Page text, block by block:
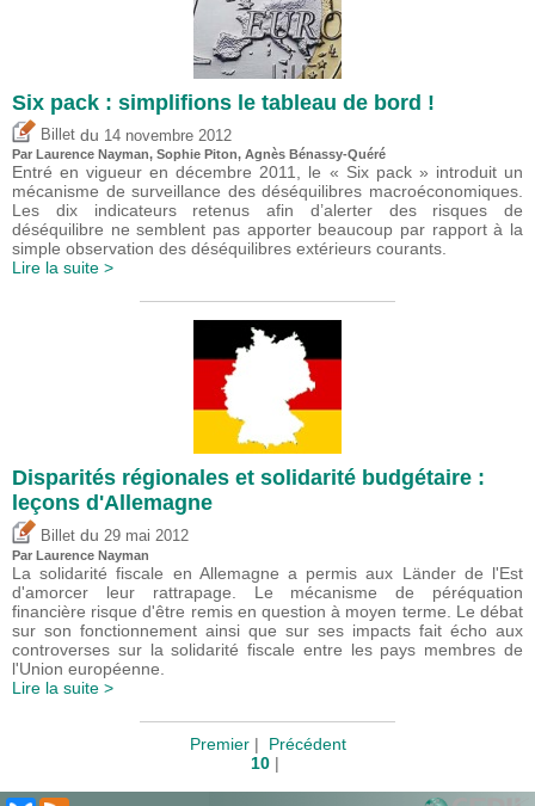
Six pack : simplifions le tableau de bord !
Billet du 14 novembre 2012
Par Laurence Nayman, Sophie Piton, Agnès Bénassy-Quéré
Entré en vigueur en décembre 2011, le « Six pack » introduit un
mécanisme de surveillance des déséquilibres macroéconomiques.
Les dix indicateurs retenus afin d’alerter des risques de
déséquilibre ne semblent pas apporter beaucoup par rapport à la
simple observation des déséquilibres extérieurs courants.
Lire la suite >
Disparités régionales et solidarité budgétaire :
leçons d'Allemagne
Billet du 29 mai 2012
Par Laurence Nayman
La solidarité fiscale en Allemagne a permis aux Länder de l'Est
d'amorcer leur rattrapage. Le mécanisme de péréquation
financière risque d'être remis en question à moyen terme. Le débat
sur son fonctionnement ainsi que sur ses impacts fait écho aux
controverses sur la solidarité fiscale entre les pays membres de
l'Union européenne.
Lire la suite >
Premier| Précédent
10 |